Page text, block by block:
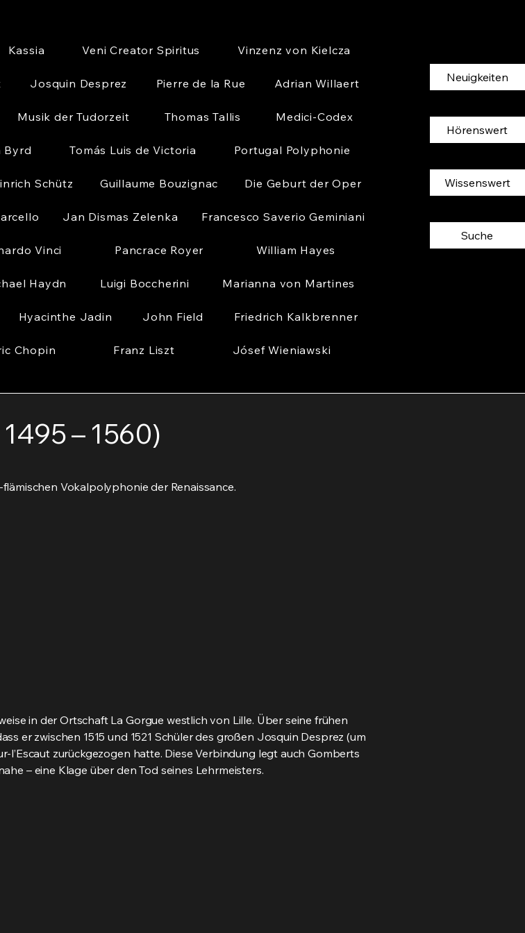
Kassia Veni Creator Spiritus Vinzenz von Kielcza
Josquin Desprez Pierre de la Rue Adrian Willaert
Musik der Tudorzeit Thomas Tallis Medici-Codex
Byrd Tomás Luis de Victoria Portugal Polyphonie
Schütz Guillaume Bouzignac Die Geburt der Oper
Jan Dismas Zelenka Francesco Saverio Geminiani
Vinci Pancrace Royer William Hayes
Haydn Luigi Boccherini Marianna von Martines
Hyacinthe Jadin John Field Friedrich Kalkbrenner
Chopin Franz Liszt Jósef Wieniawski
Neuigkeiten
Hörenswert
Wissenswert
Suche
– 1560)
Vokalpolyphonie der Renaissance.
in der Ortschaft La Gorgue westlich von Lille. Über seine frühen
er zwischen 1515 und 1521 Schüler des großen Josquin Desprez (um
l’Escaut zurückgezogen hatte. Diese Verbindung legt auch Gomberts
– eine Klage über den Tod seines Lehrmeisters.